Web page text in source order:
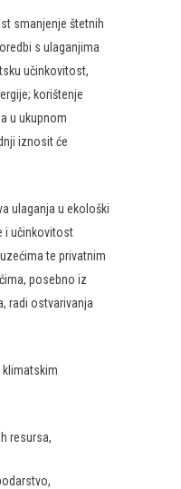
smanjenje štetnih
s ulaganjima
učinkovitost,
korištenje
u ukupnom
iznosit će
ulaganja u ekološki
i učinkovitost
te privatnim
posebno iz
radi ostvarivanja
resursa,